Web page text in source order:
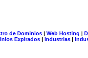
de Dominios| Web Hosting |
Expirados | Industrias |